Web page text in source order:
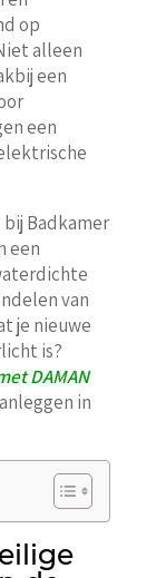
op
alleen
een
een
Badkamer
een
van
je nieuwe
is?
DAMAN
in